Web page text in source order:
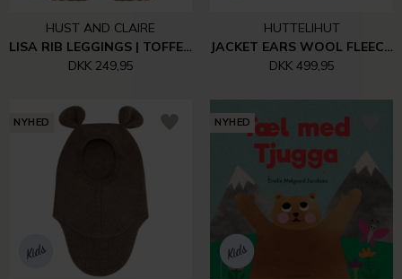
HUST AND CLAIRE
LISA RIB LEGGINGS | TOFFEE MELANGE
DKK 249,95
HUTTELIHUT
JACKET EARS WOOL FLEECE | CAMEL MELANGE
DKK 499,95
NYHED NYHED